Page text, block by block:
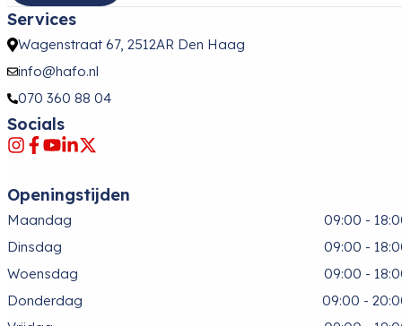
Services
Wagenstraat 67, 2512AR Den Haag
info@hafo.nl
070 360 88 04
Socials
Openingstijden
Maandag
09:00 -
Dinsdag
09:00 -
Woensdag
09:00 -
Donderdag
09:00 -